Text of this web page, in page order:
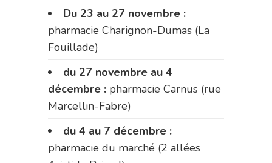
Du 23 au 27 novembre :
pharmacie Charignon-Dumas (La
Fouillade)
du 27 novembre au 4
décembre : pharmacie Carnus (rue
Marcellin-Fabre)
du 4 au 7 décembre :
pharmacie du marché (2 allées